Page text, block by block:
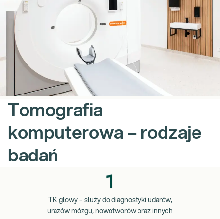
Tomografia
komputerowa – rodzaje
badań
TK głowy – służy do diagnostyki udarów,
urazów mózgu, nowotworów oraz innych